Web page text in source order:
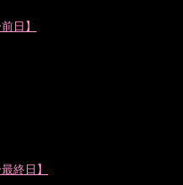
日】
終日】